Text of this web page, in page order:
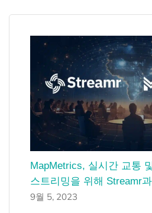
MapMetrics, 실시간 교통
스트리밍을 위해 Streamr
9월 5, 2023